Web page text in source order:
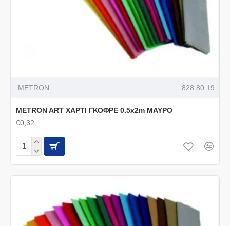
METRON 828.80.19
METRON ART ΧΑΡΤΙ ΓΚΟΦΡΕ 0.5x2m ΜΑΥΡΟ
€0,32